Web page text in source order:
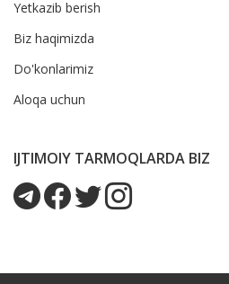
Yetkazib berish
Biz haqimizda
Do'konlarimiz
Aloqa uchun
IJTIMOIY TARMOQLARDA BIZ